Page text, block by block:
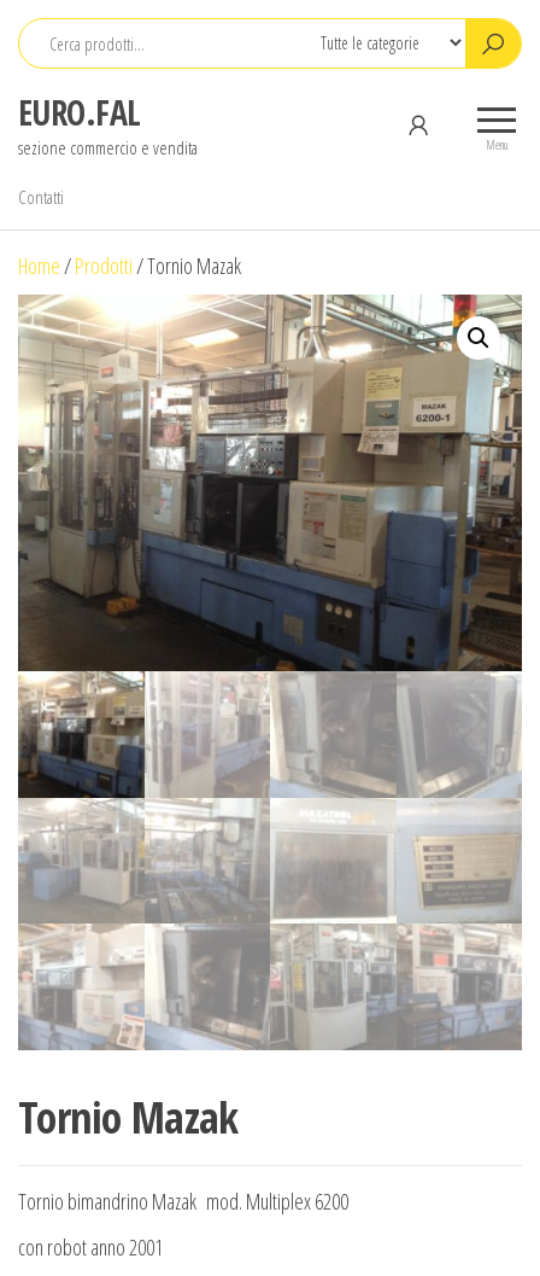
Salta
contenuto
EURO.FAL
sezione commercio e vendita Menu
Contatti
Home/Prodotti/Tornio Mazak
Tornio Mazak
Tornio bimandrino Mazak mod. Multiplex 6200
con robot anno 2001